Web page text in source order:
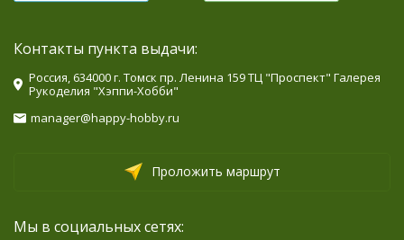
Контакты пункта выдачи:
Россия, 634000 г. Томск пр. Ленина 159 ТЦ "Проспект" Галерея
Рукоделия "Хэппи-Хобби"
manager@happy-hobby.ru
Проложить маршрут
Мы в социальных сетях: